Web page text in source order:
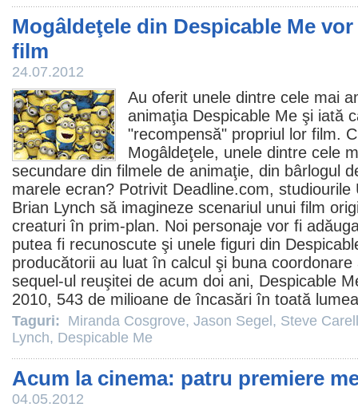
Mogâldeţele din Despicable Me
film
24.07.2012
Au oferit unele dintre cele mai
animaţia Despicable Me şi iată
"recompensă" propriul lor film.
Mogâldeţele, unele dintre cele
secundare din filmele de animaţie, din bârlogul
marele ecran? Potrivit Deadline.com,
Brian Lynch să imagineze scenariul unui film
creaturi în prim-plan. Noi personaje vor fi
putea fi recunoscute şi unele figuri din
producătorii au luat în calcul şi buna
sequel-ul reuşitei de acum doi ani, Despicable
2010, 543 de milioane de încasări în toată
Taguri: Miranda Cosgrove, Jason Segel , Steve Carell
Lynch, Despicable Me
Acum la cinema: patru premiere
04.05.2012